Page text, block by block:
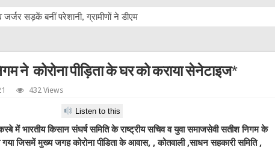
सड़कें बनीं परेशानी, ग्रामीणों ने डीएम से लगाई गुहार
ने कोरोना पीड़िता के घर को कराया सेनेटाइज*
432 Views
Listen to this
में भारतीय किसान संघर्ष समिति के राष्ट्रीय सचिव व युवा समाजसेवी सतीश निगम के
गया जिसमें मुख्य जगह कोरोना पीडिता के आवास, , कोतवाली ,साधन सहकारी समिति ,